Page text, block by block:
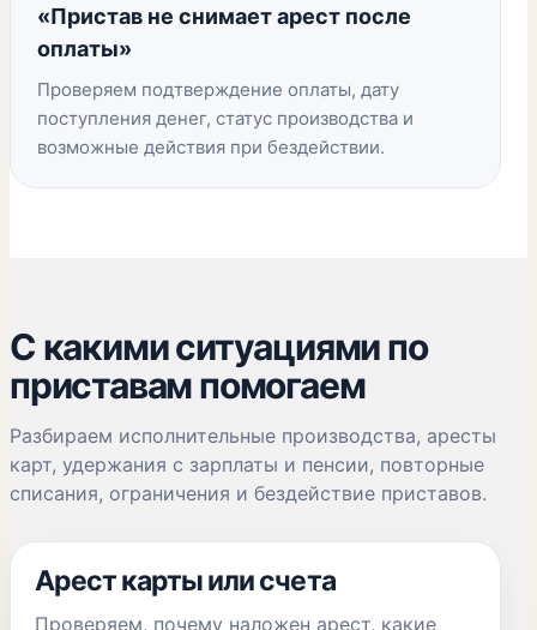
«Пристав не снимает арест после
оплаты»
Проверяем подтверждение оплаты, дату
поступления денег, статус производства и
возможные действия при бездействии.
С какими ситуациями по
приставам помогаем
Разбираем исполнительные производства, аресты
карт, удержания с зарплаты и пенсии, повторные
списания, ограничения и бездействие приставов.
Арест карты или счета
Проверяем, почему наложен арест, какие